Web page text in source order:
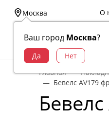
Москва
Ваш город Москва?
О
Витраж
Главная
Бевелс AV179